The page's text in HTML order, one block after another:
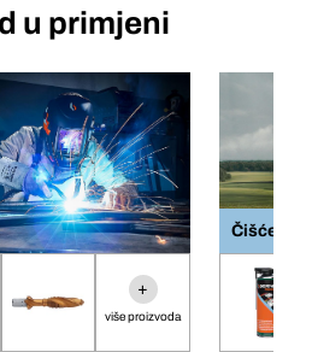
u primjeni
+
više proizvoda
Čišćenje